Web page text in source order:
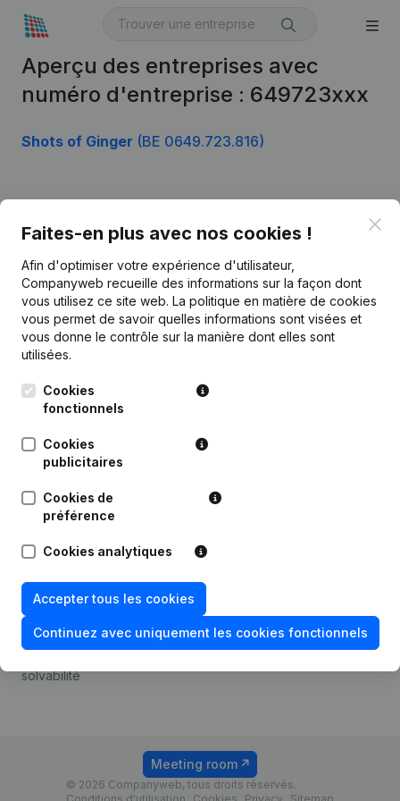
Aperçu des entreprises avec
numéro d'entreprise : 649723xxx
Shots of Ginger (BE 0649.723.816)
Faites-en plus avec nos cookies !
Afin d'optimiser votre expérience d'utilisateur,
Companyweb recueille des informations sur la façon dont
vous utilisez ce site web. La politique en matière de cookies
vous permet de savoir quelles informations sont visées et
vous donne le contrôle sur la manière dont elles sont
utilisées.
Cookies
fonctionnels
Cookies
publicitaires
Cookies de
préférence
Cookies analytiques
Accepter tous les cookies
Continuez avec uniquement les cookies fonctionnels
Français
Kantorenpark Everest
Leuvensesteenweg
1800 Vilvoorde
Informations d’entreprise
Monitoring
Recherche internationale
Prospection
Compliance et prévention
de la fraude
Consulter des comptes
Recherche de numéro de
TVA
solvabilité
Tarifs
© 2026 Companyweb, tous droits réservés.
Meeting room